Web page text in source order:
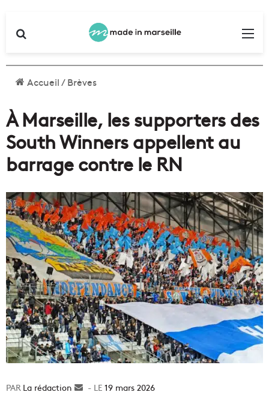
Accueil/Brèves
À Marseille, les supporters des
South Winners appellent au
barrage contre le RN
La rédaction
Envoyer19 mars 2026